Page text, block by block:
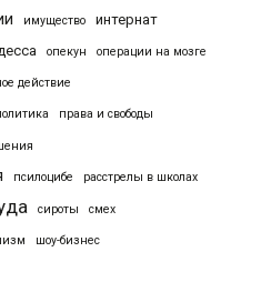
имущество интернат
опекун операции на мозге
действие
права и свободы
псилоцибе расстрелы в школах
сироты смех
шоу-бизнес